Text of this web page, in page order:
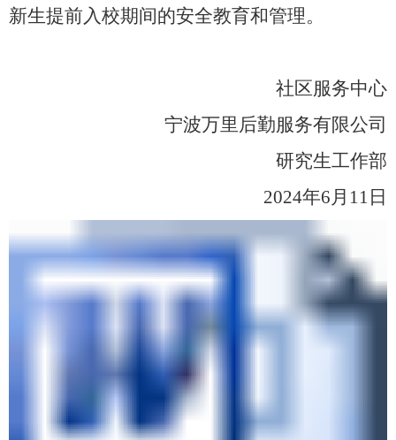
新生提前入校期间的安全教育和管理。
社区服务中心
宁波万里后勤服务有限公司
研究生工作部
2024年6月11日